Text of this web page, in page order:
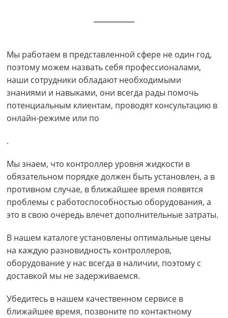
Мы работаем в представленной сфере не один год,
поэтому можем назвать себя профессионалами,
наши сотрудники обладают необходимыми
знаниями и навыками, они всегда рады помочь
потенциальным клиентам, проводят консультацию в
онлайн-режиме или по
.
Мы знаем, что контроллер уровня жидкости в
обязательном порядке должен быть установлен, а в
противном случае, в ближайшее время появятся
проблемы с работоспособностью оборудования, а
это в свою очередь влечет дополнительные затраты.
В нашем каталоге установлены оптимальные цены
на каждую разновидность контроллеров,
оборудование у нас всегда в наличии, поэтому с
доставкой мы не задерживаемся.
Убедитесь в нашем качественном сервисе в
ближайшее время, позвоните по контактному